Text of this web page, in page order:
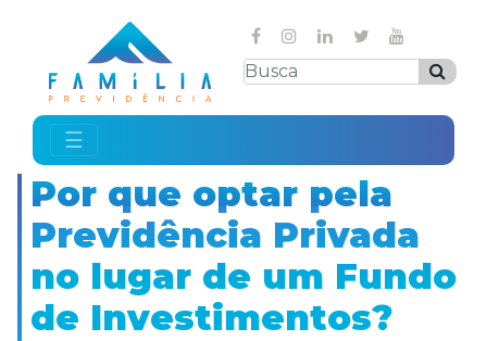
☰
Por que optar pela
Previdência Privada
no lugar de um Fundo
de Investimentos?